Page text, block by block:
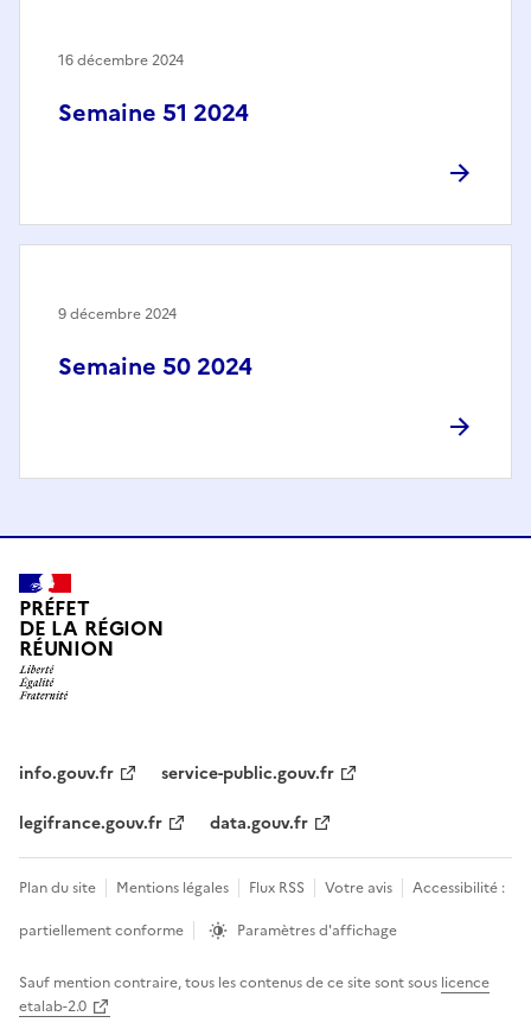
Semaine 51 2024
16 décembre 2024
Semaine 50 2024
9 décembre 2024
PRÉFET
DE LA RÉGION
RÉUNION
info.gouv.fr
service-public.gouv.fr
legifrance.gouv.fr
data.gouv.fr
Plan du site Mentions légales Flux RSS Votre avis
Accessibilité :
partiellement conforme
Paramètres d'affichage
Sauf mention contraire, tous les contenus de ce site sont sous licence
etalab-2.0